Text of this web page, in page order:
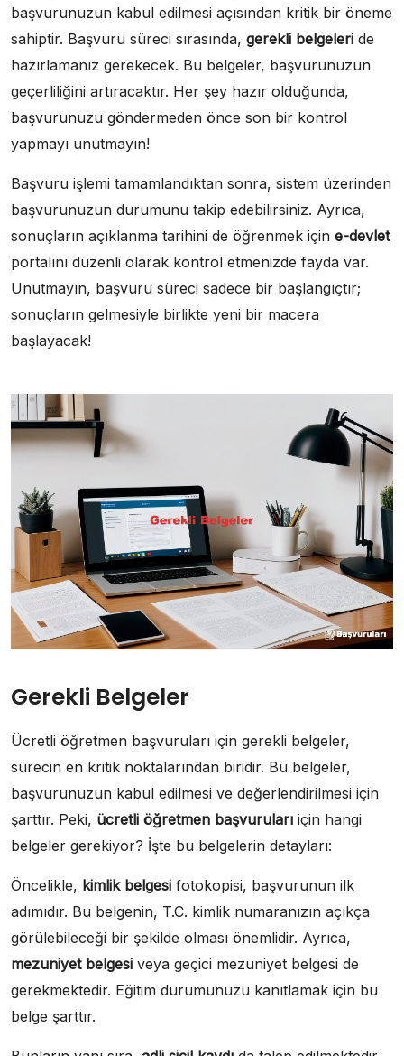
başvurunuzun kabul edilmesi açısından kritik bir öneme
sahiptir. Başvuru süreci sırasında, gerekli belgeleri de
hazırlamanız gerekecek. Bu belgeler, başvurunuzun
geçerliliğini artıracaktır. Her şey hazır olduğunda,
başvurunuzu göndermeden önce son bir kontrol
yapmayı unutmayın!
Başvuru işlemi tamamlandıktan sonra, sistem üzerinden
başvurunuzun durumunu takip edebilirsiniz. Ayrıca,
sonuçların açıklanma tarihini de öğrenmek için e-devlet
portalını düzenli olarak kontrol etmenizde fayda var.
Unutmayın, başvuru süreci sadece bir başlangıçtır;
sonuçların gelmesiyle birlikte yeni bir macera
başlayacak!
Gerekli Belgeler
Ücretli öğretmen başvuruları için gerekli belgeler,
sürecin en kritik noktalarından biridir. Bu belgeler,
başvurunuzun kabul edilmesi ve değerlendirilmesi için
şarttır. Peki, ücretli öğretmen başvuruları için hangi
belgeler gerekiyor? İşte bu belgelerin detayları:
Öncelikle, kimlik belgesi fotokopisi, başvurunun ilk
adımıdır. Bu belgenin, T.C. kimlik numaranızın açıkça
görülebileceği bir şekilde olması önemlidir. Ayrıca,
mezuniyet belgesi veya geçici mezuniyet belgesi de
gerekmektedir. Eğitim durumunuzu kanıtlamak için bu
belge şarttır.